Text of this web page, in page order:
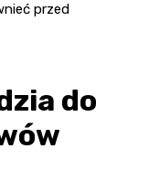
przed
do